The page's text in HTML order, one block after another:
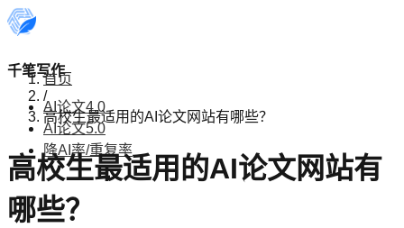
千笔写作
AI论文4.0
AI论文5.0
降AI率/重复率
首页
/
高校生最适用的AI论文网站有哪些？
高校生最适用的AI论文网站有
哪些？